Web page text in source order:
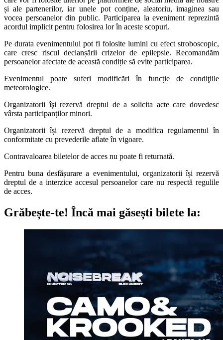
și ale partenerilor, iar unele pot conține, aleatoriu, imaginea sau
vocea persoanelor din public. Participarea la eveniment reprezintă
acordul implicit pentru folosirea lor în aceste scopuri.
Pe durata evenimentului pot fi folosite lumini cu efect stroboscopic,
care cresc riscul declanșării crizelor de epilepsie. Recomandăm
persoanelor afectate de această condiție să evite participarea.
Evenimentul poate suferi modificări în funcție de condiţiile
meteorologice.
Organizatorii îşi rezervă dreptul de a solicita acte care dovedesc
vârsta participanților minori.
Organizatorii își rezervă dreptul de a modifica regulamentul în
conformitate cu prevederile aflate în vigoare.
Contravaloarea biletelor de acces nu poate fi returnată.
Pentru buna desfășurare a evenimentului, organizatorii își rezervă
dreptul de a interzice accesul persoanelor care nu respectă regulile
de acces.
Grăbește-te! Încă mai găsești bilete la: